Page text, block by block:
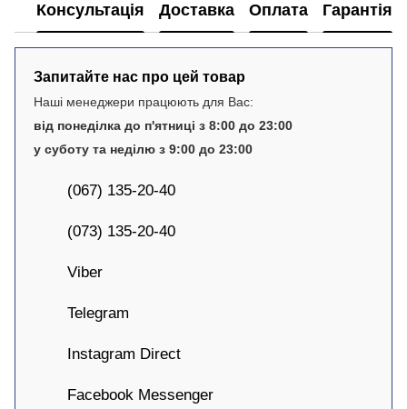
Консультація Доставка Оплата Гарантія
Запитайте нас про цей товар
Наші менеджери працюють для Вас:
від понеділка до п'ятниці з 8:00 до 23:00
у суботу та неділю з 9:00 до 23:00
(067) 135-20-40
(073) 135-20-40
Viber
Telegram
Instagram Direct
Facebook Messenger